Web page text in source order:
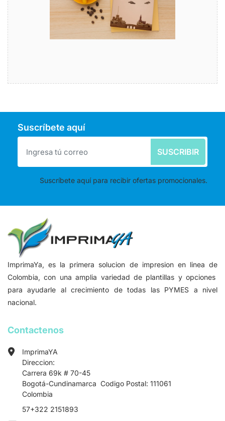
Comprar
Suscríbete aquí
SUSCRIBIR
Suscríbete aquí para recibir ofertas promocionales.
ImprimaYa, es la primera solucion de impresion en linea de
Colombia, con una amplia variedad de plantillas y opciones
para ayudarle al crecimiento de todas las PYMES a nivel
nacional.
Contactenos
ImprimaYA
Direccion:
Carrera 69k # 70-45
Bogotá-Cundinamarca Codigo Postal: 111061
Colombia
57+322 2151893